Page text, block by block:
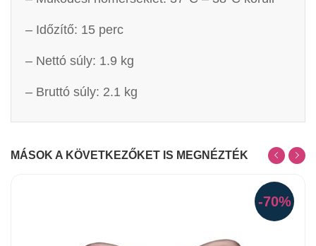
– Időzítő: 15 perc
– Nettó súly: 1.9 kg
– Bruttó súly: 2.1 kg
MÁSOK A KÖVETKEZŐKET IS MEGNÉZTÉK
-70%